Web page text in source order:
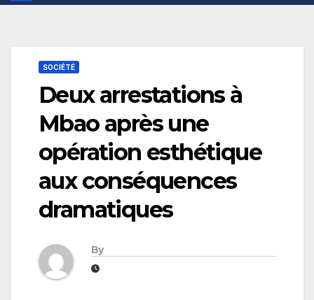
SOCIÉTÉ
Deux arrestations à
Mbao après une
opération esthétique
aux conséquences
dramatiques
By